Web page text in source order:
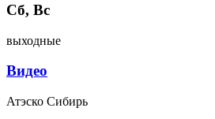
Сб, Вс
выходные
Видео
Атэско Сибирь